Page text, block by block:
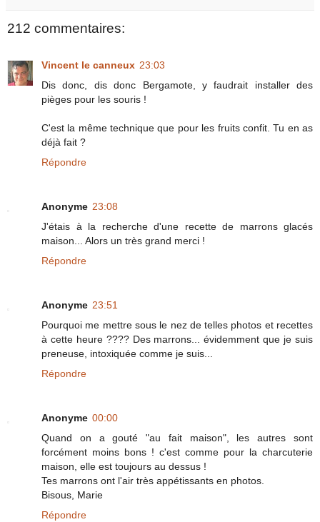
212 commentaires:
Vincent le canneux 23:03
Dis donc, dis donc Bergamote, y faudrait installer des
pièges pour les souris !
C'est la même technique que pour les fruits confit. Tu en as
déjà fait ?
Répondre
Anonyme 23:08
J'étais à la recherche d'une recette de marrons glacés
maison... Alors un très grand merci !
Répondre
Anonyme 23:51
Pourquoi me mettre sous le nez de telles photos et recettes
à cette heure ???? Des marrons... évidemment que je suis
preneuse, intoxiquée comme je suis...
Répondre
Anonyme 00:00
Quand on a gouté "au fait maison", les autres sont
forcément moins bons ! c'est comme pour la charcuterie
maison, elle est toujours au dessus !
Tes marrons ont l'air très appétissants en photos.
Bisous, Marie
Répondre